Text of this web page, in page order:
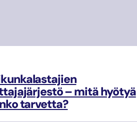
– mitä hyötyä
tarvetta?